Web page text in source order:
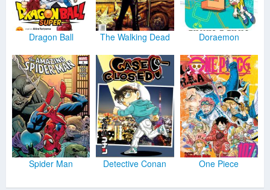
Dragon Ball The Walking Dead Doraemon
Spider Man Detective Conan One Piece